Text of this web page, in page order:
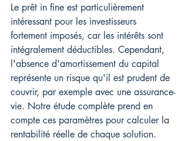
Le prêt in fine est particulièrement
intéressant pour les investisseurs
fortement imposés, car les intérêts sont
intégralement déductibles. Cependant,
l'absence d'amortissement du capital
représente un risque qu'il est prudent de
couvrir, par exemple avec une assurance-
vie. Notre étude complète prend en
compte ces paramètres pour calculer la
rentabilité réelle de chaque solution.